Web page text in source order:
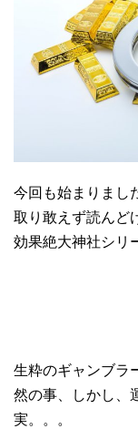
今回も始まりまし
取り敢えず読んど
効果絶大神社シリ
生粋のギャンブラ
然の事、しかし、
実。。。